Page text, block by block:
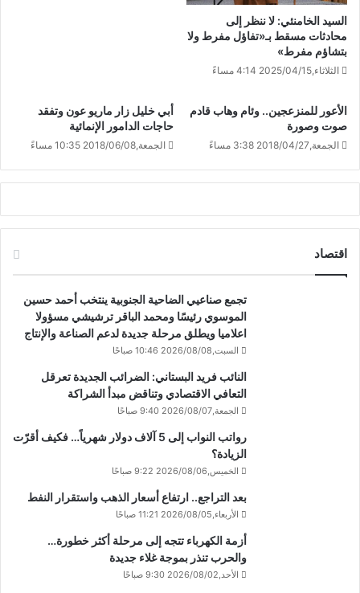
السيد الخامنئي: لا ننظر إلى
محادثات مسقط بـ«تفاؤل مفرط ولا
بتشاؤم مفرط»
الثلاثاء,2025/04/15 4:14 مساءً
الأعور للمنزعجين.. وئام وهاب قادم
صوت وصورة
الجمعة,2018/04/27 3:38 مساءً
أبي خليل زار ماريو عون وتفقد
حاجات الدامور الإنمائية
الجمعة,2018/06/08 10:35 مساءً
اقتصاد
تجمع صناعيي الضاحية الجنوبية ينتخب أحمد حسين
الموسوي رئيسًا ومحمد الباقر ترشيشي مسؤولا
اعلاميا ويطلق مرحلة جديدة لدعم الصناعة والإنتاج
السبت,2026/08/08 10:46 صباحًا
النائب فريد البستاني: الضرائب الجديدة تعرقل
التعافي الاقتصادي وتناقض مبدأ الشراكة
الجمعة,2026/08/07 9:40 صباحًا
رواتب النواب إلى 5 آلاف دولار شهرياً… فكيف أقرّت
الزيادة؟
الخميس,2026/08/06 9:22 صباحًا
بعد التراجع.. ارتفاع أسعار الذهب واستقرار النفط
الأربعاء,2026/08/05 11:21 صباحًا
أزمة الكهرباء تتجه إلى مرحلة أكثر خطورة…
والحرب تنذر بموجة غلاء جديدة
الأحد,2026/08/02 9:30 صباحًا